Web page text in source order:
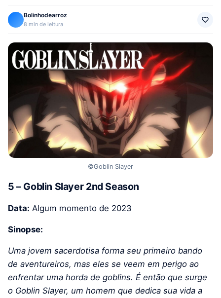
Bolinhodearroz
8 min de leitura
©Goblin Slayer
5 – Goblin Slayer 2nd Season
Data: Algum momento de 2023
Sinopse:
Uma jovem sacerdotisa forma seu primeiro bando
de aventureiros, mas eles se veem em perigo ao
enfrentar uma horda de goblins. É então que surge
o Goblin Slayer, um homem que dedica sua vida a